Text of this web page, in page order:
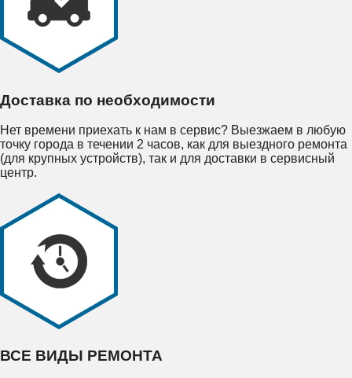
Доставка по необходимости
Нет времени приехать к нам в сервис? Выезжаем в любую
точку города в течении 2 часов, как для выездного ремонта
(для крупных устройств), так и для доставки в сервисный
центр.
ВСЕ ВИДЫ РЕМОНТА